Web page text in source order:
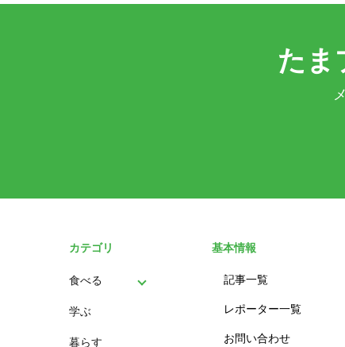
たま
カテゴリ
食べる
パン
学ぶ
暮らす
基本情報
記事一覧
レポーター一覧
お問い合わせ